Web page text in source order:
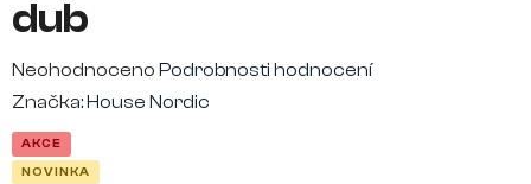
dub
Průměrné
hodnocení
produktu
je
Neohodnoceno Podrobnosti hodnocení
Značka:House Nordic
AKCE
NOVINKA